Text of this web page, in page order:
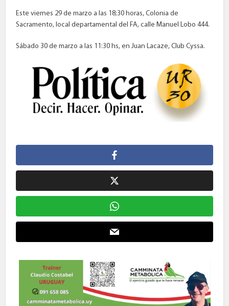
Este viernes 29 de marzo a las 18;30 horas, Colonia de
Sacramento, local departamental del FA, calle Manuel Lobo 444.
Sábado 30 de marzo a las 11:30 hs, en Juan Lacaze, Club Cyssa.